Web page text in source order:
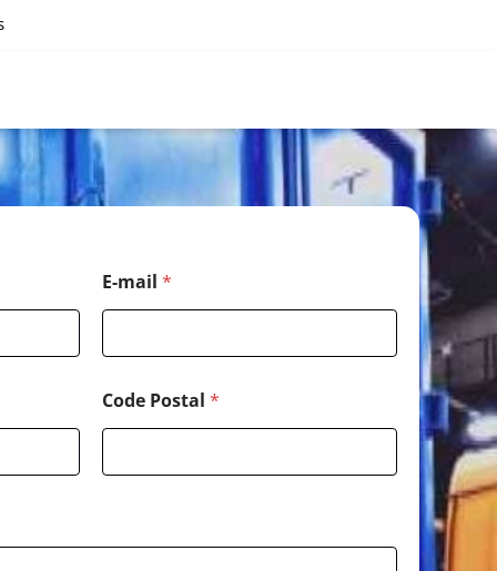
E-mail *
Code Postal *